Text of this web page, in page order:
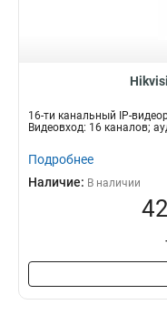
16-ти канальный IP-
Видеовход: 16 каналов;
Подробнее
Наличие: В наличии